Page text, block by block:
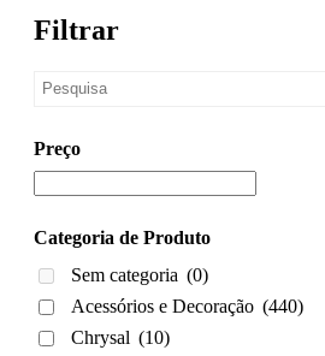
Filtrar
Preço
Categoria de Produto
Sem categoria (0)
Acessórios e Decoração (440)
Chrysal (10)